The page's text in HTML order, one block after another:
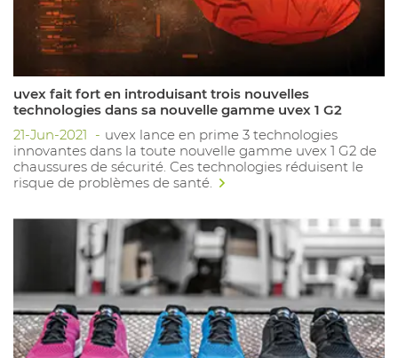
uvex fait fort en introduisant trois nouvelles
technologies dans sa nouvelle gamme uvex 1 G2
21-Jun-2021
uvex lance en prime 3 technologies
innovantes dans la toute nouvelle gamme uvex 1 G2 de
chaussures de sécurité. Ces technologies réduisent le
risque de problèmes de santé.